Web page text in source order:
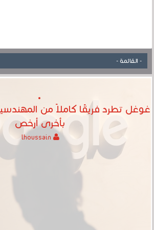
غوغل تطرد فريقًا كاملاً من
بأخرى أرخص